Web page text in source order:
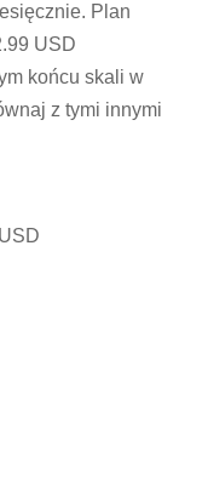
Plan
USD
końcu skali w
z tymi innymi